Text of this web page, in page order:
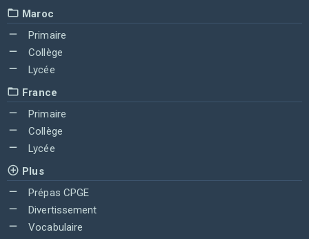
Maroc
Primaire
Collège
Lycée
France
Primaire
Collège
Lycée
Plus
Prépas CPGE
Divertissement
Vocabulaire